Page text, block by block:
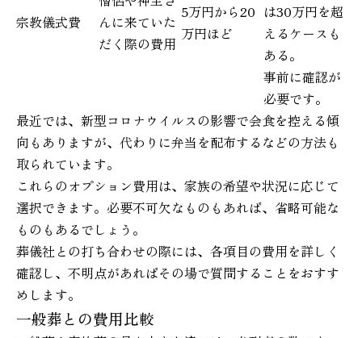
宗教儀式費
んに来ていた
だく際の費用
5万円から20
万円ほど
は30万円を超
えるケースも
ある。
事前に確認が
必要です。
最近では、新型コロナウイルスの影響で会食を控える傾
向もありますが、代わりに弁当を配布するなどの方法も
取られています。
これらのオプション費用は、家族の希望や状況に応じて
選択できます。必要不可欠なものもあれば、省略可能な
ものもあるでしょう。
葬儀社との打ち合わせの際には、各項目の費用を詳しく
確認し、不明点があればその場で質問することをおすす
めします。
一般葬との費用比較